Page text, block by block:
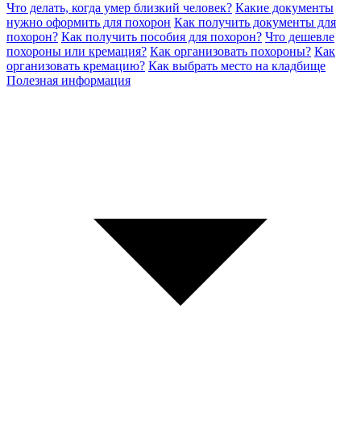
Что делать, когда умер близкий человек? Какие документы
нужно оформить для похорон Как получить документы для
похорон? Как получить пособия для похорон? Что дешевле
похороны или кремация? Как организовать похороны? Как
организовать кремацию? Как выбрать место на кладбище
Полезная информация